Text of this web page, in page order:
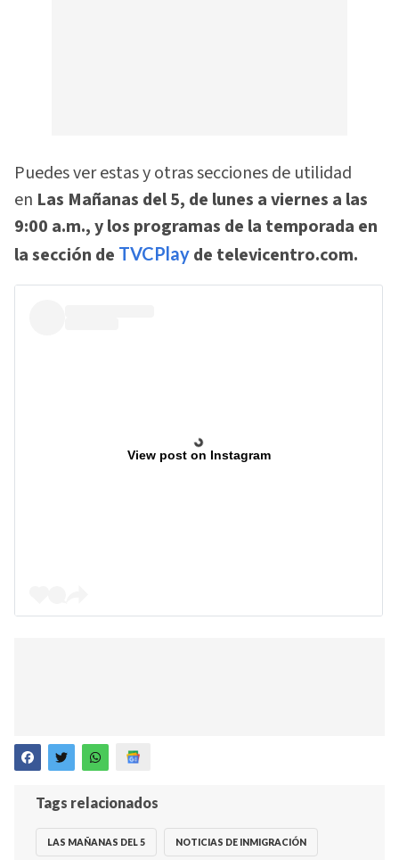
Puedes ver estas y otras secciones de utilidad
en Las Mañanas del 5, de lunes a viernes a las
9:00 a.m., y los programas de la temporada en
la sección de TVCPlay de televicentro.com.
View post on Instagram
Tags relacionados
LAS MAÑANAS DEL 5 NOTICIAS DE INMIGRACIÓN